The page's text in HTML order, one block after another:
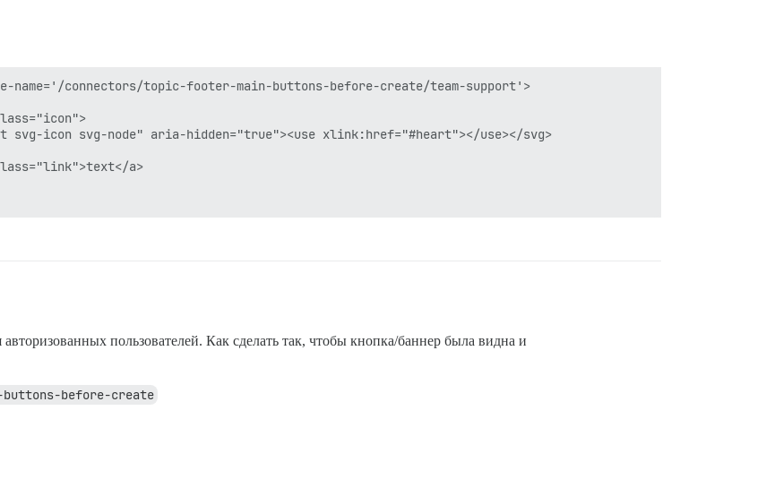
connectors/topic-footer-main-buttons-before-create/team-support'>
пользователей. Как сделать так, чтобы кнопка/баннер была видна и
before-create